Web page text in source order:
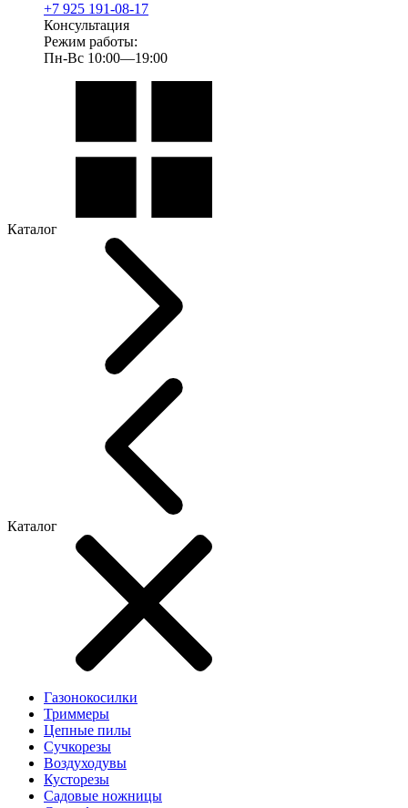
+7 925 191-08-17
Консультация
Режим работы:
Пн-Вс 10:00—19:00
Каталог
Каталог
Газонокосилки
Триммеры
Цепные пилы
Cучкорезы
Воздуходувы
Кусторезы
Садовые ножницы